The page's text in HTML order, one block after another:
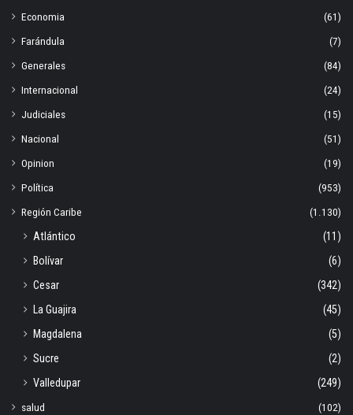
Economia
(61)
Farándula
(7)
Generales
(84)
Internacional
(24)
Judiciales
(15)
Nacional
(51)
Opinion
(19)
Política
(953)
Región Caribe
(1.130)
Atlántico
(11)
Bolívar
(6)
Cesar
(342)
La Guajira
(45)
Magdalena
(5)
Sucre
(2)
Valledupar
(249)
salud
(102)